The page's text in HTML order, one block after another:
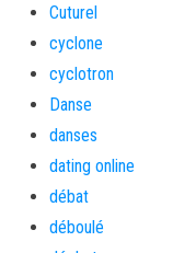
Cuturel
cyclone
cyclotron
Danse
danses
dating online
débat
déboulé